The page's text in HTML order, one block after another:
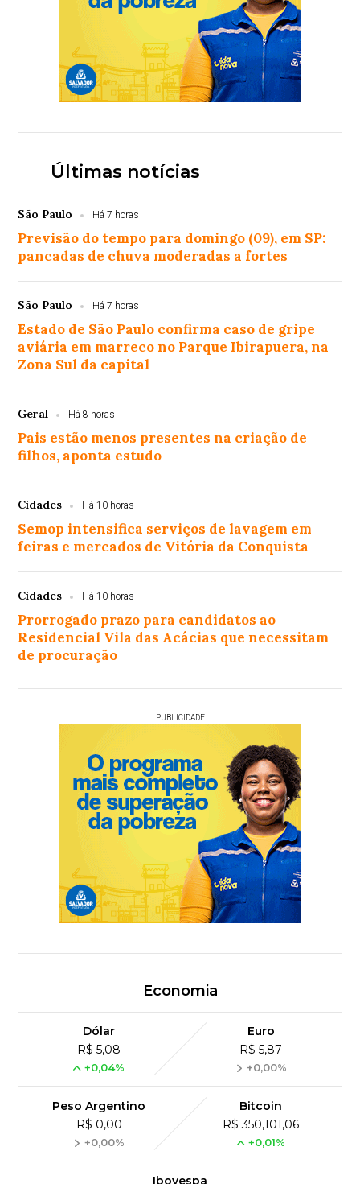
Últimas notícias
São Paulo Há 7 horas
Previsão do tempo para domingo (09), em SP:
pancadas de chuva moderadas a fortes
São Paulo Há 7 horas
Estado de São Paulo confirma caso de gripe
aviária em marreco no Parque Ibirapuera, na
Zona Sul da capital
Geral Há 8 horas
Pais estão menos presentes na criação de
filhos, aponta estudo
Cidades Há 10 horas
Semop intensifica serviços de lavagem em
feiras e mercados de Vitória da Conquista
Cidades Há 10 horas
Prorrogado prazo para candidatos ao
Residencial Vila das Acácias que necessitam
de procuração
PUBLICIDADE
Economia
Dólar
R$ 5,08
+0,04%
Euro
R$ 5,87
+0,00%
Peso Argentino
R$ 0,00
+0,00%
Bitcoin
R$ 350,101,06
+0,01%